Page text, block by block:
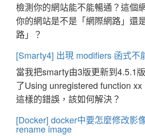
檢測你的網站能不能暢通？這個
你的網站是不是「網際網路」還
路」？
[Smarty4] 出現 modifiers 函式不
當我把smarty由3版更新到4.5.1
了Using unregistered function
這樣的錯誤，該如何解決？
[Docker] docker中要怎麼修改影
rename image